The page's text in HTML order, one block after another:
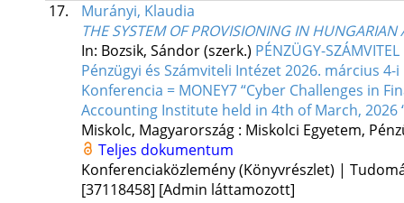
17.
Murányi, Klaudia
THE SYSTEM OF PROVISIONING IN
In: Bozsik, Sándor (szerk.) PÉNZÜGY-
Pénzügyi és Számviteli Intézet 2026. március
Konferencia = MONEY7 “Cyber Challenges in
Accounting Institute held in 4th of March,
Miskolc, Magyarország : Miskolci Egyetem,
Teljes dokumentum
Konferenciaközlemény (Könyvrészlet) |
[37118458] [Admin láttamozott]